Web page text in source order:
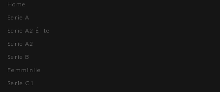
Home
Serie A
Serie A2 Élite
Serie A2
Serie B
Femminile
Serie C1